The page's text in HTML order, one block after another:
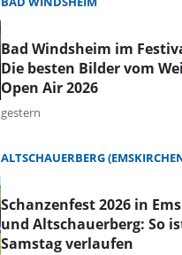
Bad Windsheim im
Die besten Bilder vom
Open Air 2026
gestern
ALTSCHAUERBERG
Schanzenfest 2026 in
und Altschauerberg: So
Samstag verlaufen